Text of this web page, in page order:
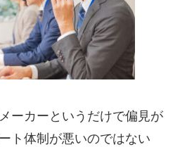
ーカーというだけで偏見が
ト体制が悪いのではない